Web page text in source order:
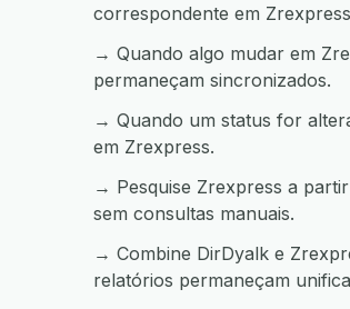
correspondente em
→ Quando algo mudar em
permaneçam sincronizados.
→ Quando um status for
em Zrexpress.
→ Pesquise Zrexpress a
sem consultas manuais.
→ Combine DirDyalk e
relatórios permaneçam